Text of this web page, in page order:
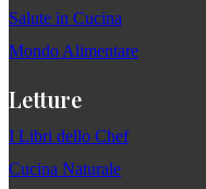
Salute in Cucina
Mondo Alimentare
Letture
I Libri dello Chef
Cucina Naturale